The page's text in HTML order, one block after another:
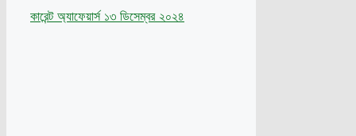
কারেন্ট অ্যাফেয়ার্স ১৩ ডিসেম্বর ২০২৪